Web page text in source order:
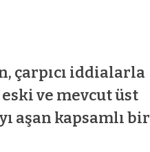
çarpıcı iddialarla
eski ve mevcut üst
aşan kapsamlı bir